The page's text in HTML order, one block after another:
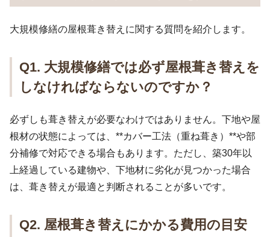
大規模修繕の屋根葺き替えに関する質問を紹介します。
Q1. 大規模修繕では必ず屋根葺き替えを
しなければならないのですか？
必ずしも葺き替えが必要なわけではありません。下地や屋
根材の状態によっては、**カバー工法（重ね葺き）**や部
分補修で対応できる場合もあります。ただし、築30年以
上経過している建物や、下地材に劣化が見つかった場合
は、葺き替えが最適と判断されることが多いです。
Q2. 屋根葺き替えにかかる費用の目安